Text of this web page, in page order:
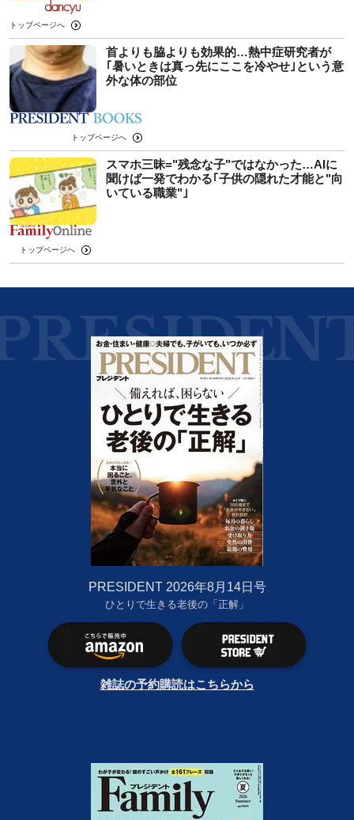
トップページへ
首よりも脇よりも効果的…熱中症研究者が
｢暑いときは真っ先にここを冷やせ｣という意
外な体の部位
トップページへ
スマホ三昧="残念な子"ではなかった…AIに
聞けば一発でわかる｢子供の隠れた才能と"向
いている職業"｣
トップページへ
PRESIDENT 2026年8月14日号
ひとりで生きる老後の「正解」
雑誌の予約購読はこちらから